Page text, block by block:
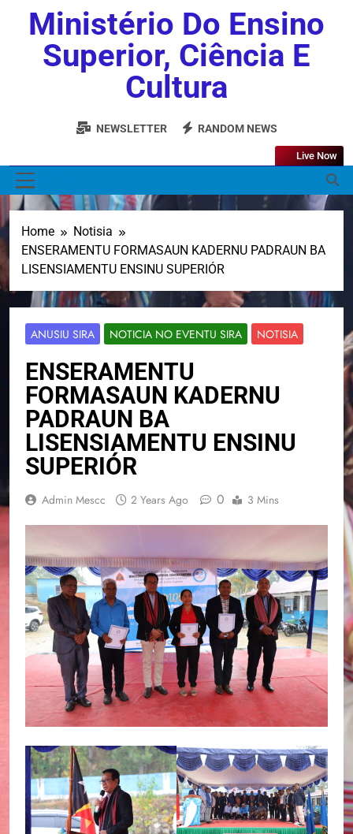
Ministério Do Ensino
Superior, Ciência E
Cultura
NEWSLETTER RANDOM NEWS
Live Now
Home
Notisia
ENSERAMENTU FORMASAUN KADERNU PADRAUN BA
LISENSIAMENTU ENSINU SUPERIÓR
ANUSIU SIRA NOTICIA NO EVENTU SIRA NOTISIA
ENSERAMENTU
FORMASAUN KADERNU
PADRAUN BA
LISENSIAMENTU ENSINU
SUPERIÓR
Admin Mescc 2 Years Ago 0 3 Mins